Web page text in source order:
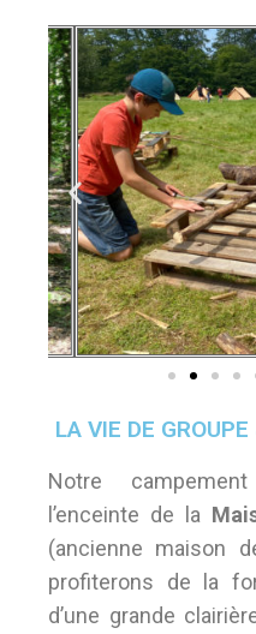
LA VIE DE
Notre
l’enceinte de la
(ancienne maison
profiterons de la
d’une grande